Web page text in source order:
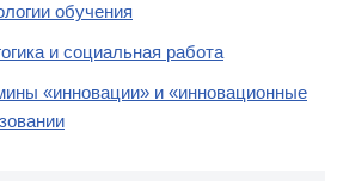
обучения
и социальная работа
«инновации» и «инновационные